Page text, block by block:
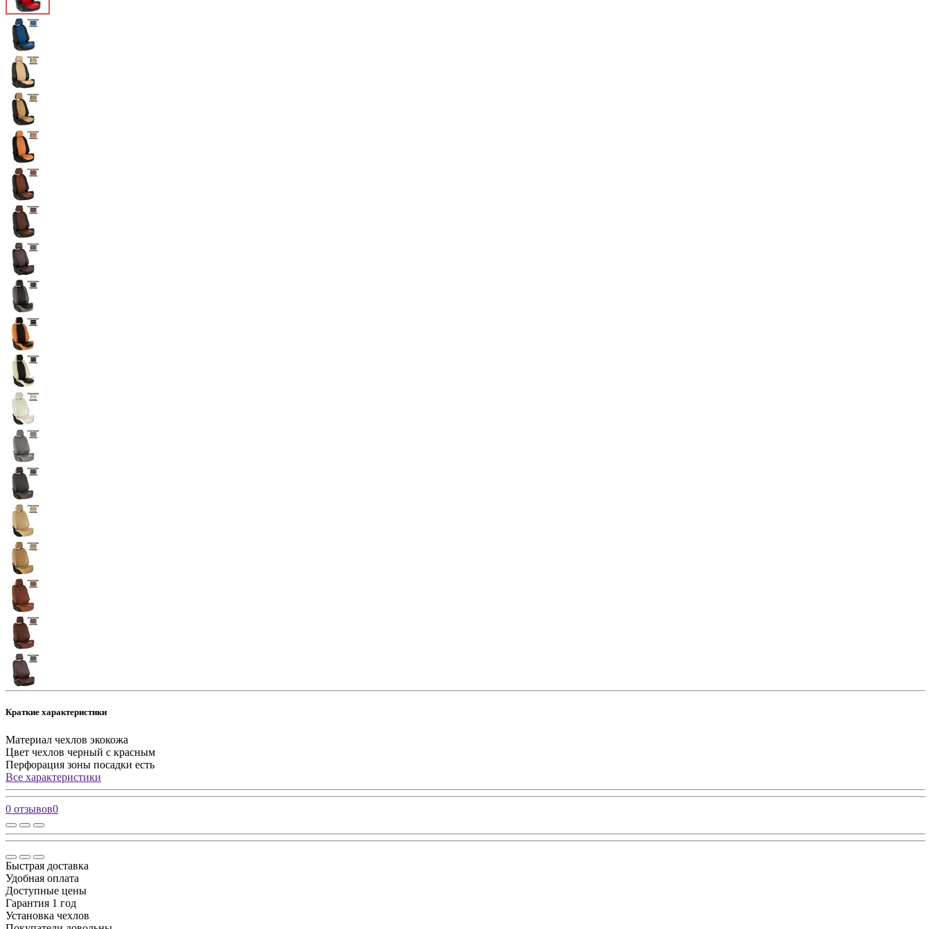
Краткие характеристики
Материал чехлов экокожа
Цвет чехлов черный с красным
Перфорация зоны посадки есть
Все характеристики
0 отзывов0
Быстрая доставка
Удобная оплата
Доступные цены
Гарантия 1 год
Установка чехлов